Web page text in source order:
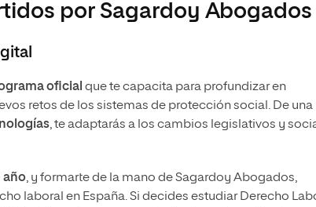
por Sagardoy Abogados
oficial que te capacita para profundizar en
retos de los sistemas de protección social. De una
, te adaptarás a los cambios legislativos y
año, y formarte de la mano de Sagardoy Abogados,
laboral en España. Si decides estudiar Derecho